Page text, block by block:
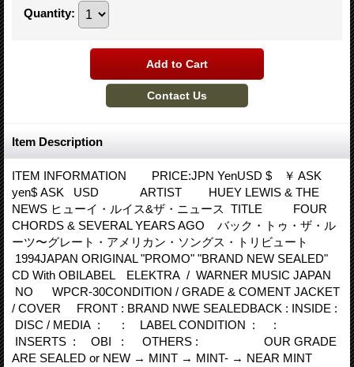
Quantity:
Item Description
ITEM INFORMATION PRICE:JPN YenUSD $ ￥ ASK
yen$ ASK USD ARTIST HUEY LEWIS & THE
NEWS ヒューイ・ルイス&ザ・ニュース TITLE FOUR
CHORDS & SEVERAL YEARS AGO バック・トゥ・ザ・ル
ーツ〜グレート・アメリカン・ソングス・トリビュート
1994JAPAN ORIGINAL "PROMO" "BRAND NEW SEALED"
CD With OBILABEL ELEKTRA / WARNER MUSIC JAPAN
NO WPCR-30CONDITION / GRADE & COMENT JACKET
/ COVER FRONT : BRAND NWE SEALEDBACK : INSIDE :
DISC / MEDIA : : LABEL CONDITION : :
INSERTS : OBI : OTHERS : OUR GRADE
ARE SEALED or NEW → MINT → MINT- → NEAR MINT